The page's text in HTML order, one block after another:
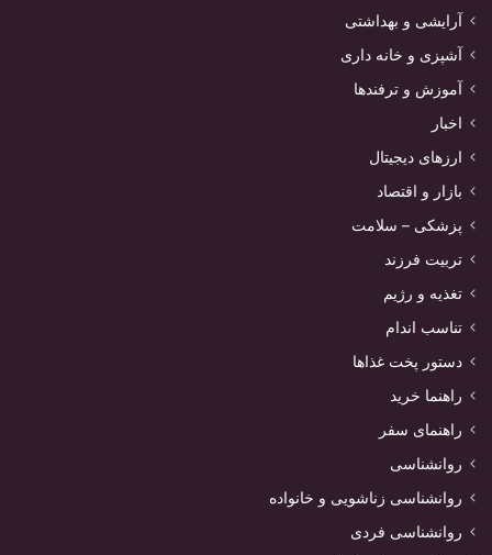
آرایشی و بهداشتی
آشپزی و خانه داری
آموزش و ترفندها
اخبار
ارزهای دیجیتال
بازار و اقتصاد
پزشکی – سلامت
تربیت فرزند
تغذیه و رژیم
تناسب اندام
دستور پخت غذاها
راهنما خرید
راهنمای سفر
روانشناسی
روانشناسی زناشویی و خانواده
روانشناسی فردی